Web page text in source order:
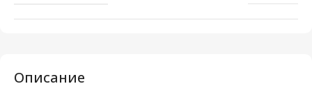
Описание